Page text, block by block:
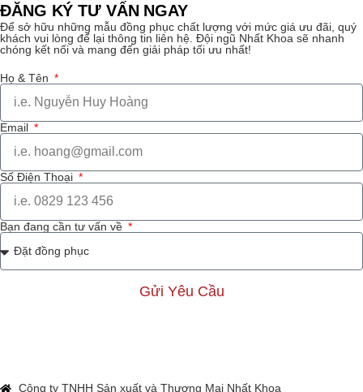
ĐĂNG KÝ TƯ VẤN NGAY
Để sở hữu những mẫu đồng phục chất lượng với mức giá ưu đãi, quý
khách vui lòng để lại thông tin liên hệ. Đội ngũ Nhất Khoa sẽ nhanh
chóng kết nối và mang đến giải pháp tối ưu nhất!
Họ & Tên
Email
Số Điện Thoại
Bạn đang cần tư vấn về
Gửi Yêu Cầu
Công ty TNHH Sản xuất và Thương Mại Nhất Khoa